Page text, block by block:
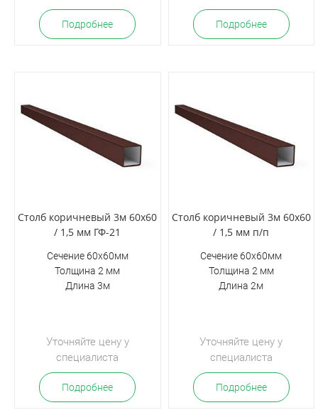
Подробнее Подробнее
Столб коричневый 3м 60х60
/ 1,5 мм ГФ-21
Сечение 60х60мм
Толщина 2 мм
Длина 3м
Уточняйте цену у
специалиста
Подробнее
Столб коричневый 3м 60х60
/ 1,5 мм п/п
Сечение 60х60мм
Толщина 2 мм
Длина 2м
Уточняйте цену у
специалиста
Подробнее